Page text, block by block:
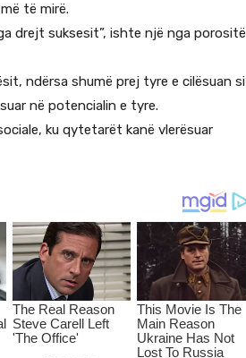
të mirë.
drejt suksesit”, ishte një nga porositë
ndërsa shumë prej tyre e cilësuan si
në potencialin e tyre.
ku qytetarët kanë vlerësuar